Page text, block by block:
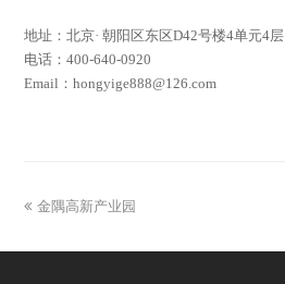
地址：北京· 朝阳区东区D42号楼4单元4层
电话：400-640-0920
Email：hongyige888@126.com
金隅高新产业园